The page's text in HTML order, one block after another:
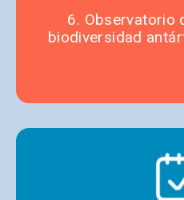
6. Observatorio
biodiversidad